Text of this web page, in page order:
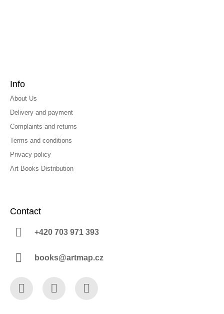
Info
About Us
Delivery and payment
Complaints and returns
Terms and conditions
Privacy policy
Art Books Distribution
Contact
+420 703 971 393
books@artmap.cz